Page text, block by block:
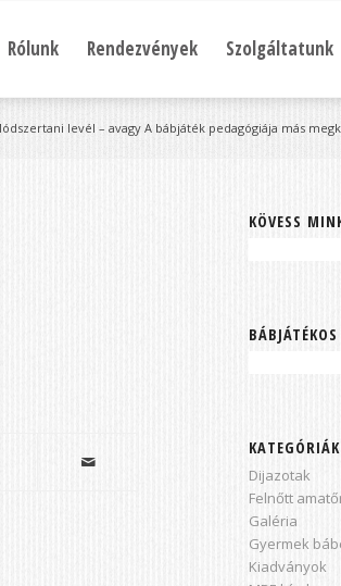
Rólunk Rendezvények Szolgáltatunk
levél – avagy A bábjáték pedagógiája más
KÖVESS
KATEGÓRIÁK
Dijazotak
Felnőtt
Galéria
Gyermek
Kiadványok